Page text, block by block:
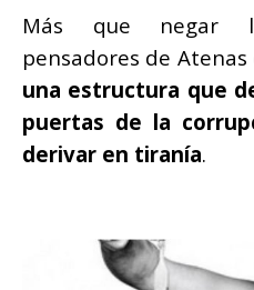
Más que negar
pensadores de
una estructura que
puertas de la
derivar en tiranía.